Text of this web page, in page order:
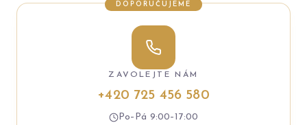
DOPORUČUJEME
ZAVOLEJTE NÁM
+420 725 456 580
Po–Pá 9:00–17:00